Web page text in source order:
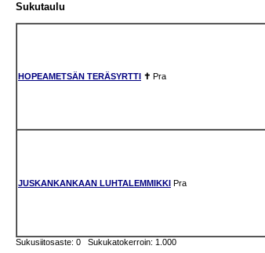
Sukutaulu
HOPEAMETSÄN TERÄSYRTTI ✝ Pra
JUSKANKANKAAN LUHTALEMMIKKI Pra
Sukusiitosaste: 0 Sukukatokerroin: 1.000